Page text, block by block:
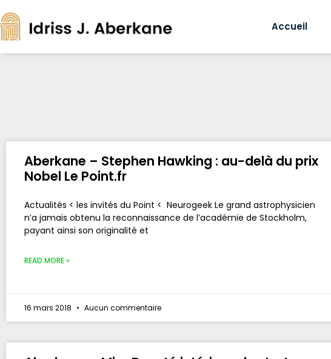
Accueil
Aberkane – Stephen Hawking : au-delà du prix
Nobel Le Point.fr
Actualités < les invités du Point < Neurogeek Le grand astrophysicien
n’a jamais obtenu la reconnaissance de l’académie de Stockholm,
payant ainsi son originalité et
READ MORE »
16 mars 2018 Aucun commentaire